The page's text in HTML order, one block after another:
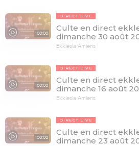
100:00
DIRECT LIVE
Culte en direct
dimanche 30 août
Ekklesia Amiens
100:00
DIRECT LIVE
Culte en direct
dimanche 16 août
Ekklesia Amiens
100:00
DIRECT LIVE
Culte en direct
dimanche 23 août